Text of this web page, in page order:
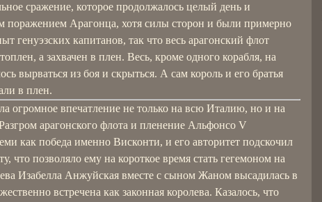
сражение, которое продолжалось целый день и
поражением Арагонца, хотя силы сторон и были примерно
генуэзских капитанов, так что весь арагонский флот
а захвачен в плен. Весь, кроме одного корабля, на
вырваться из боя и скрыться. А сам король и его братья
в плен.
огромное впечатление не только на всю Италию, но и на
арагонского флота и пленение Альфонсо V
как победа именно Висконти, и его авторитет подскочил
что позволяло ему на короткое время стать гегемоном на
Изабелла Анжуйская вместе с сыном Жаном высадилась в
встречена как законная королева. Казалось, что